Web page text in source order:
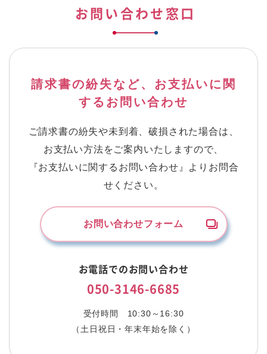
お問い合わせ窓口
請求書の紛失など、お支払いに関
するお問い合わせ
ご請求書の紛失や未到着、破損された場合は、
お支払い方法をご案内いたしますので、
『お支払いに関するお問い合わせ』よりお問合
せください。
お問い合わせフォーム
お電話でのお問い合わせ
050-3146-6685
受付時間 10:30～16:30
（土日祝日・年末年始を除く）